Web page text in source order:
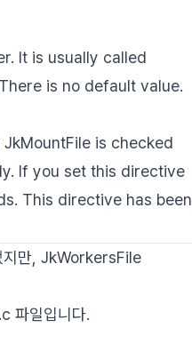
It is usually called
is no default value.
is checked
If you set this directive
This directive has been
만, JkWorkersFile
파일입니다.